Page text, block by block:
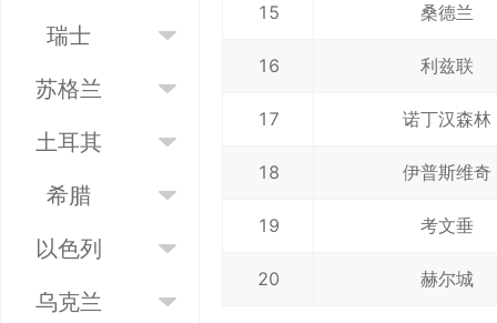
瑞士
苏格兰
土耳其
希腊
以色列
乌克兰
15 桑德兰
16 利兹联
17 诺丁汉森林
18 伊普斯维奇
19 考文垂
20 赫尔城